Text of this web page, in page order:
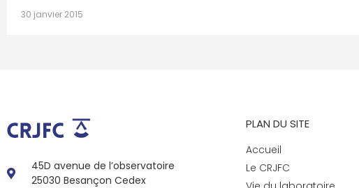
30 janvier 2015
45D avenue de l’observatoire
25030 Besançon Cedex
PLAN DU SITE
Accueil
Le CRJFC